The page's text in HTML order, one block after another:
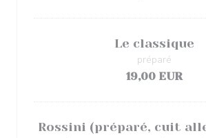
Le classique
préparé
19,00 EUR
Rossini (préparé, cuit